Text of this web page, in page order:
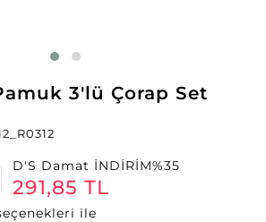
3'lü Çorap Set
D'S Damat İNDİRİM%35
291,85 TL
ile